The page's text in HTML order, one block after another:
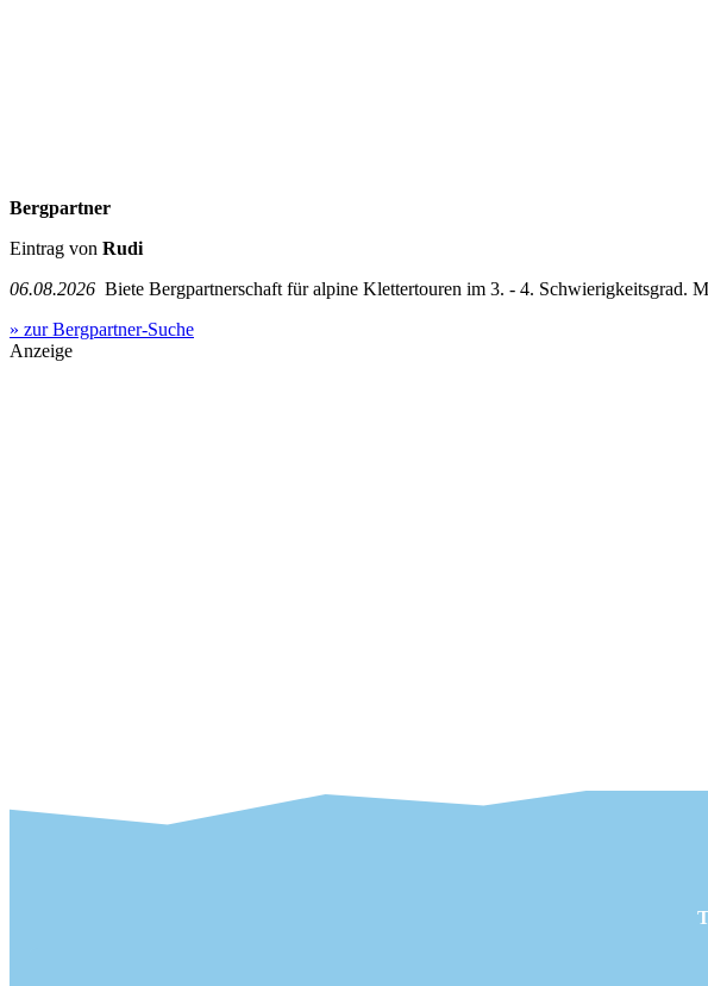
Bergpartner
Eintrag von Rudi
06.08.2026 Biete Bergpartnerschaft für alpine Klettertouren im 3. - 4. Schwierigkeitsgrad.
» zur Bergpartner-Suche
Anzeige